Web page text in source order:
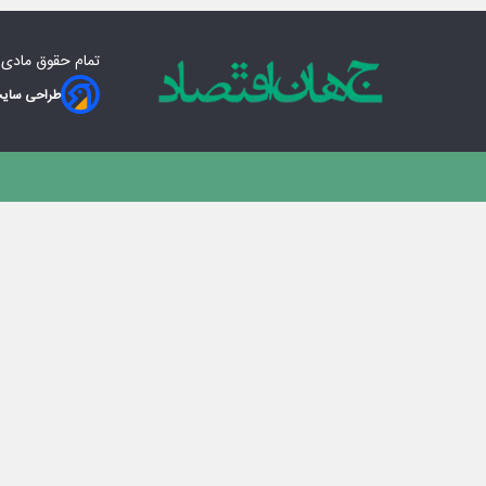
تمام حقوق
طراحی